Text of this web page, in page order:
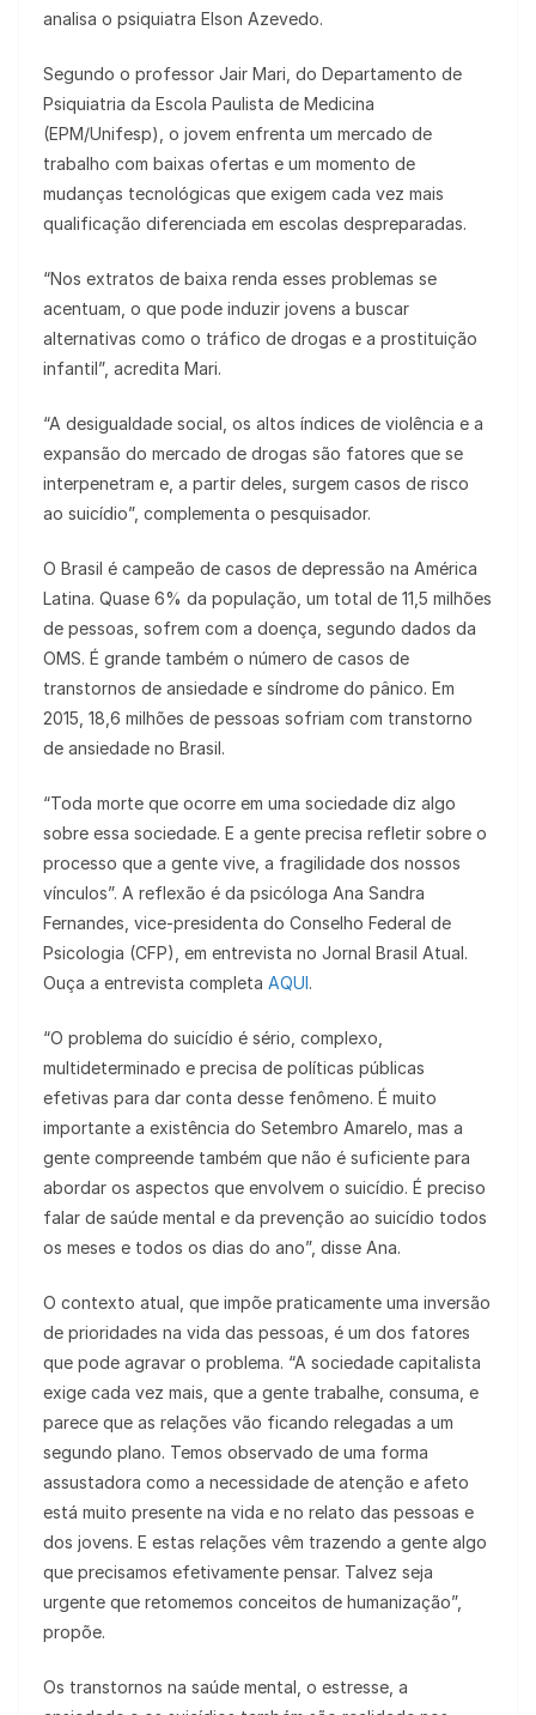
analisa o psiquiatra Elson Azevedo.
Segundo o professor Jair Mari, do Departamento de
Psiquiatria da Escola Paulista de Medicina
(EPM/Unifesp), o jovem enfrenta um mercado de
trabalho com baixas ofertas e um momento de
mudanças tecnológicas que exigem cada vez mais
qualificação diferenciada em escolas despreparadas.
“Nos extratos de baixa renda esses problemas se
acentuam, o que pode induzir jovens a buscar
alternativas como o tráfico de drogas e a prostituição
infantil”, acredita Mari.
“A desigualdade social, os altos índices de violência e a
expansão do mercado de drogas são fatores que se
interpenetram e, a partir deles, surgem casos de risco
ao suicídio”, complementa o pesquisador.
O Brasil é campeão de casos de depressão na América
Latina. Quase 6% da população, um total de 11,5 milhões
de pessoas, sofrem com a doença, segundo dados da
OMS. É grande também o número de casos de
transtornos de ansiedade e síndrome do pânico. Em
2015, 18,6 milhões de pessoas sofriam com transtorno
de ansiedade no Brasil.
“Toda morte que ocorre em uma sociedade diz algo
sobre essa sociedade. E a gente precisa refletir sobre o
processo que a gente vive, a fragilidade dos nossos
vínculos”. A reflexão é da psicóloga Ana Sandra
Fernandes, vice-presidenta do Conselho Federal de
Psicologia (CFP), em entrevista no Jornal Brasil Atual.
Ouça a entrevista completa AQUI.
“O problema do suicídio é sério, complexo,
multideterminado e precisa de políticas públicas
efetivas para dar conta desse fenômeno. É muito
importante a existência do Setembro Amarelo, mas a
gente compreende também que não é suficiente para
abordar os aspectos que envolvem o suicídio. É preciso
falar de saúde mental e da prevenção ao suicídio todos
os meses e todos os dias do ano”, disse Ana.
O contexto atual, que impõe praticamente uma inversão
de prioridades na vida das pessoas, é um dos fatores
que pode agravar o problema. “A sociedade capitalista
exige cada vez mais, que a gente trabalhe, consuma, e
parece que as relações vão ficando relegadas a um
segundo plano. Temos observado de uma forma
assustadora como a necessidade de atenção e afeto
está muito presente na vida e no relato das pessoas e
dos jovens. E estas relações vêm trazendo a gente algo
que precisamos efetivamente pensar. Talvez seja
urgente que retomemos conceitos de humanização”,
propõe.
Os transtornos na saúde mental, o estresse, a